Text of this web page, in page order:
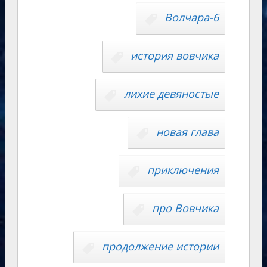
n
al
Волчара-6
история вовчика
лихие девяностые
новая глава
приключения
про Вовчика
продолжение истории